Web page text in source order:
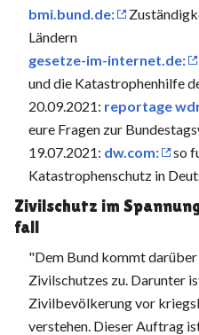
bmi.bund.de:
Ländern
gesetze-im-internet.de:
und die Katastrophenhilfe
20.09.2021: reportage
eure Fragen zur
19.07.2021: dw.com:
so
Katastrophenschutz in
Zivilschutz im
fall
"Dem Bund kommt
Zivilschutzes zu. Darunter
Zivilbevölkerung vor
verstehen. Dieser Auftrag